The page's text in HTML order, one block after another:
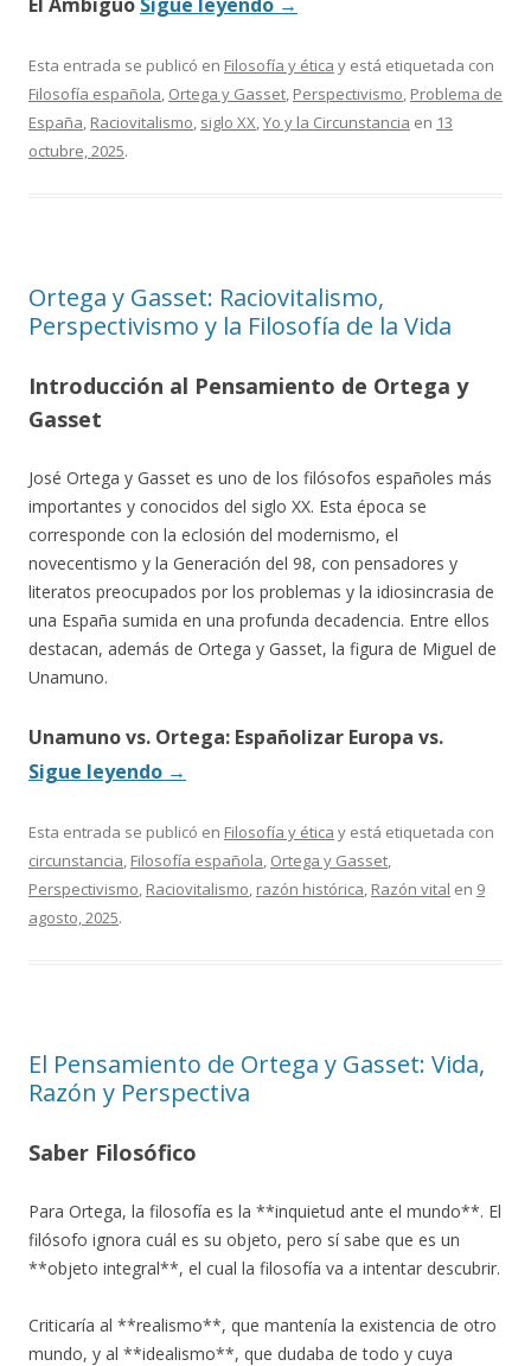
Esta entrada se publicó en Filosofía y ética y está etiquetada con
Filosofía española, Ortega y Gasset, Perspectivismo, Problema de
España, Raciovitalismo, siglo XX,Yo y la Circunstancia en 13
octubre, 2025.
Ortega y Gasset: Raciovitalismo,
Perspectivismo y la Filosofía de la Vida
Introducción al Pensamiento de Ortega y
Gasset
José Ortega y Gasset es uno de los filósofos españoles más
importantes y conocidos del siglo XX. Esta época se
corresponde con la eclosión del modernismo, el
novecentismo y la Generación del 98, con pensadores y
literatos preocupados por los problemas y la idiosincrasia de
una España sumida en una profunda decadencia. Entre ellos
destacan, además de Ortega y Gasset, la figura de Miguel de
Unamuno.
Unamuno vs. Ortega: Españolizar Europa vs.
Sigue leyendo →
Esta entrada se publicó en Filosofía y ética y está etiquetada con
circunstancia, Filosofía española, Ortega y Gasset,
Perspectivismo, Raciovitalismo, razón histórica, Razón vital en 9
agosto, 2025.
El Pensamiento de Ortega y Gasset: Vida,
Razón y Perspectiva
Saber Filosófico
Para Ortega, la filosofía es la **inquietud ante el mundo**. El
filósofo ignora cuál es su objeto, pero sí sabe que es un
**objeto integral**, el cual la filosofía va a intentar descubrir.
Criticaría al **realismo**, que mantenía la existencia de otro
mundo, y al **idealismo**, que dudaba de todo y cuya